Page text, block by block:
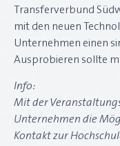
Transferverbund
mit den neuen
Unternehmen einen
Ausprobieren sollte
Info:
Mit der
Unternehmen die
Kontakt zur